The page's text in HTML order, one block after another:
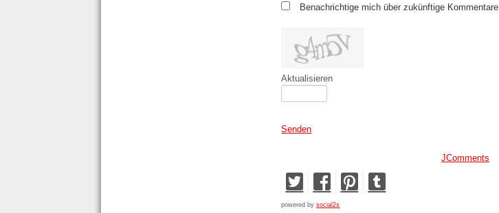
Benachrichtige mich über zukünftige Kommentare
Aktualisieren
Senden
JComments
powered bysocial2s